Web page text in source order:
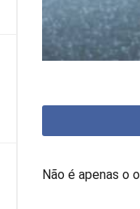
Não é apenas o